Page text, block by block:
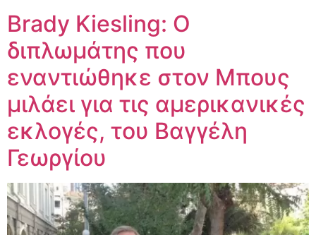
Brady Kiesling: Ο
διπλωμάτης που
εναντιώθηκε στον Μπους
μιλάει για τις αμερικανικές
εκλογές, του Βαγγέλη
Γεωργίου